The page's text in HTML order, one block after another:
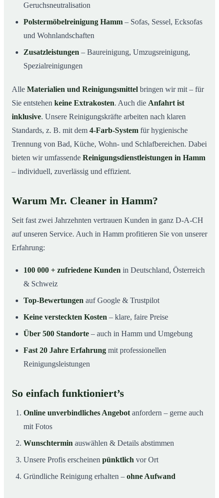
Geruchsneutralisation
Polstermöbelreinigung Hamm – Sofas, Sessel, Ecksofas
und Wohnlandschaften
Zusatzleistungen – Baureinigung, Umzugsreinigung,
Spezialreinigungen
Alle Materialien und Reinigungsmittel bringen wir mit – für
Sie entstehen keine Extrakosten. Auch die Anfahrt ist
inklusive. Unsere Reinigungskräfte arbeiten nach klaren
Standards, z. B. mit dem 4-Farb-System für hygienische
Trennung von Bad, Küche, Wohn- und Schlafbereichen. Dabei
bieten wir umfassende Reinigungsdienstleistungen in Hamm
– individuell, zuverlässig und effizient.
Warum Mr. Cleaner in Hamm?
Seit fast zwei Jahrzehnten vertrauen Kunden in ganz D-A-CH
auf unseren Service. Auch in Hamm profitieren Sie von unserer
Erfahrung:
100 000 + zufriedene Kunden in Deutschland, Österreich
& Schweiz
Top-Bewertungen auf Google & Trustpilot
Keine versteckten Kosten – klare, faire Preise
Über 500 Standorte – auch in Hamm und Umgebung
Fast 20 Jahre Erfahrung mit professionellen
Reinigungsleistungen
So einfach funktioniert’s
Online unverbindliches Angebot anfordern – gerne auch
mit Fotos
Wunschtermin auswählen & Details abstimmen
Unsere Profis erscheinen pünktlich vor Ort
Gründliche Reinigung erhalten – ohne Aufwand